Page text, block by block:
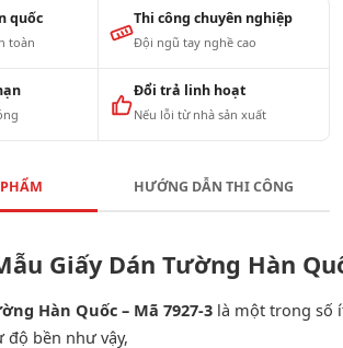
quốc
toàn
Thi công chuyên nghiệp
Đội ngũ tay nghề cao
Đổi trả linh hoạt
Nếu lỗi từ nhà sản xuất
HƯỚNG DẪN THI CÔNG
Giấy Dán Tường Hàn
Hàn Quốc – Mã 7927-3 là một trong số
độ bền như vậy,